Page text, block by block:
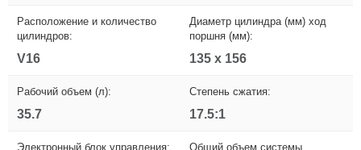
Расположение и количество
цилиндров:
V16
Диаметр цилиндра (мм) ход
поршня (мм):
135 x 156
Рабочий объем (л):
35.7
Степень сжатия:
17.5:1
Электронный блок управления: Общий объем системы